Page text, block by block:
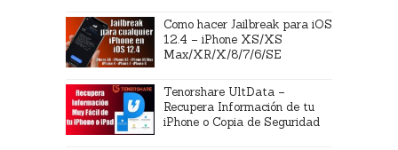
Como hacer Jailbreak para iOS
12.4 – iPhone XS/XS
Max/XR/X/8/7/6/SE
Tenorshare UltData –
Recupera Información de tu
iPhone o Copia de Seguridad